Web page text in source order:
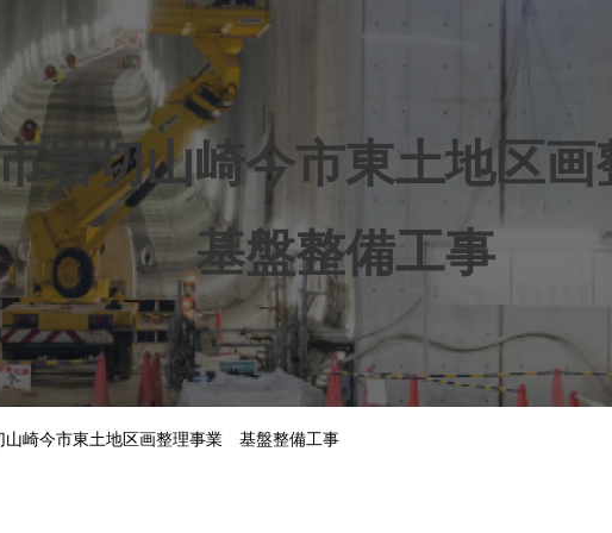
岩切山崎今市東土地区画
基盤整備工事
山崎今市東土地区画整理事業 基盤整備工事